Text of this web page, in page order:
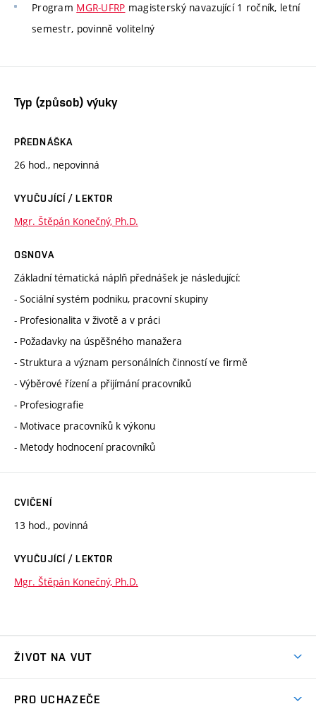
Program MGR-UFRP magisterský navazující 1 ročník, letní
semestr, povinně volitelný
Typ (způsob) výuky
PŘEDNÁŠKA
26 hod., nepovinná
VYUČUJÍCÍ / LEKTOR
Mgr. Štěpán Konečný, Ph.D.
OSNOVA
Základní tématická náplň přednášek je následující:
- Sociální systém podniku, pracovní skupiny
- Profesionalita v životě a v práci
- Požadavky na úspěšného manažera
- Struktura a význam personálních činností ve firmě
- Výběrové řízení a přijímání pracovníků
- Profesiografie
- Motivace pracovníků k výkonu
- Metody hodnocení pracovníků
CVIČENÍ
13 hod., povinná
VYUČUJÍCÍ / LEKTOR
Mgr. Štěpán Konečný, Ph.D.
ŽIVOT NA VUT
PRO UCHAZEČE